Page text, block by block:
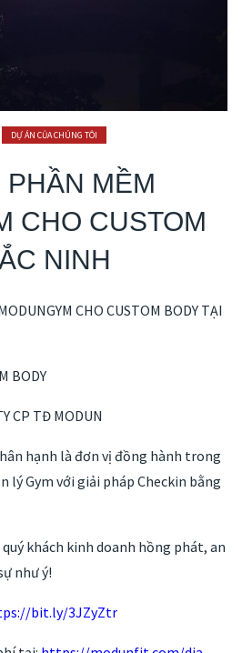
DỰ ÁN CỦA CHÚNG TÔI
MỀM
CHO CUSTOM
NINH
CHO CUSTOM BODY TẠI
BODY
CP TĐ MODUN
hạnh là đơn vị đồng hành trong
lý Gym với giải pháp Checkin bằng
khách kinh doanh hồng phát, an
như ý!
bit.ly/3JZyZtr